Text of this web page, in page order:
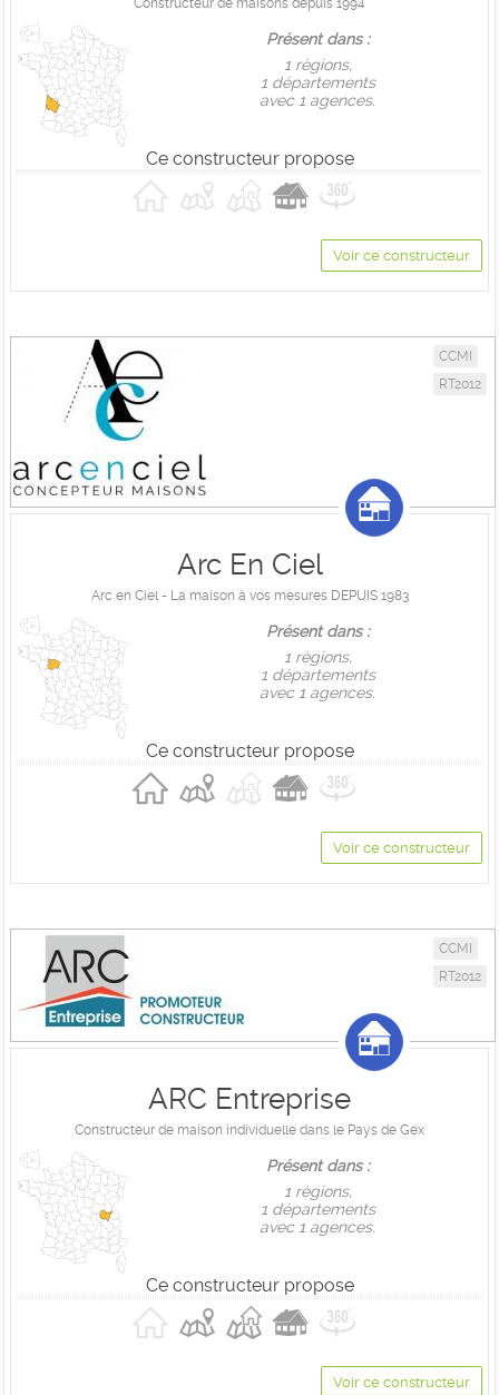
Constructeur de maisons depuis 1994
Présent dans :
1 règions,
1 départements
avec 1 agences.
Ce constructeur propose
Voir ce constructeur
CCMI
RT2012
Arc En Ciel
Arc en Ciel - La maison à vos mesures DEPUIS 1983
Présent dans :
1 règions,
1 départements
avec 1 agences.
Ce constructeur propose
Voir ce constructeur
CCMI
RT2012
ARC Entreprise
Constructeur de maison individuelle dans le Pays de Gex
Présent dans :
1 règions,
1 départements
avec 1 agences.
Ce constructeur propose
Voir ce constructeur